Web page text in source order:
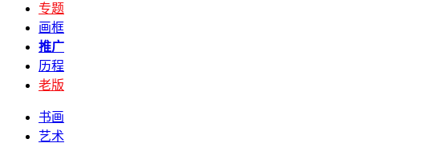
专题
画框
推广
历程
老版
书画
艺术